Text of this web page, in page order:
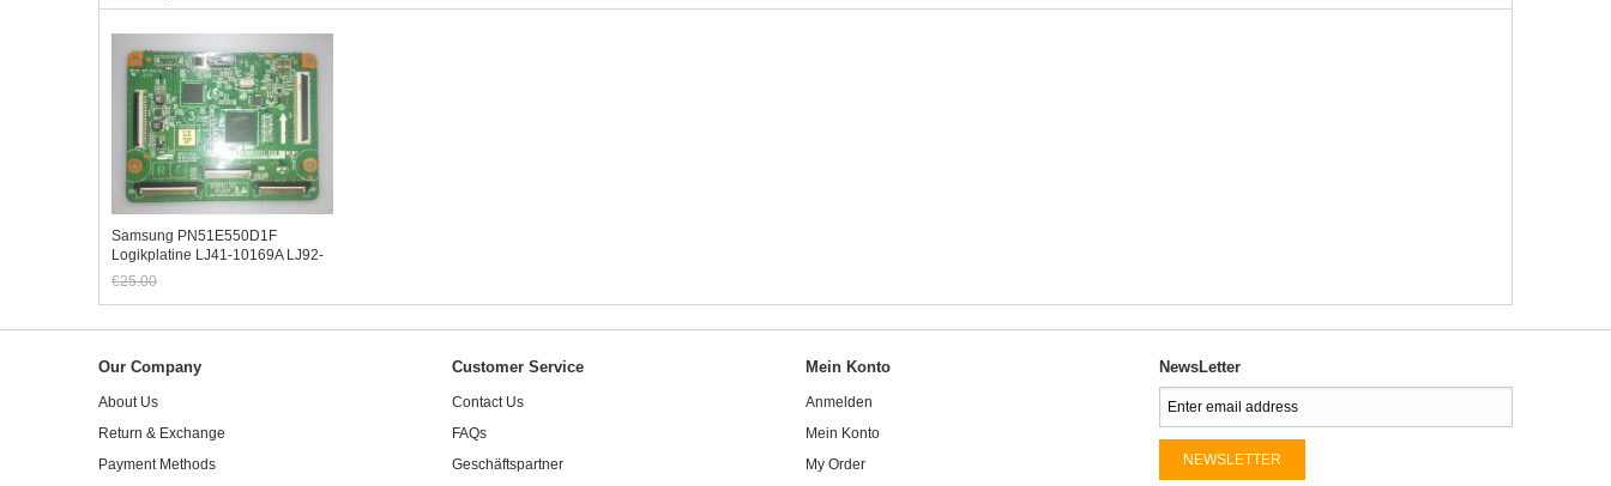
Samsung PN51E550D1F
Logikplatine LJ41-10169A LJ92-
01866A # V8603
€25.00
Jetzt nur noch €23.25
Our Company
About Us
Return & Exchange
Payment Methods
Customer Service
Contact Us
FAQs
Geschäftspartner
Mein Konto
Anmelden
Mein Konto
My Order
NewsLetter